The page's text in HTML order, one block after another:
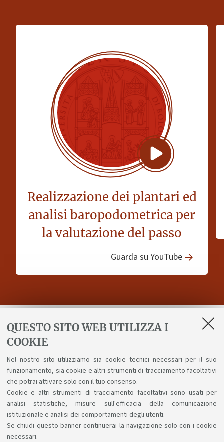
QUESTO SITO WEB UTILIZZA I
COOKIE
Nel nostro sito utilizziamo sia cookie tecnici necessari per il suo
funzionamento, sia cookie e altri strumenti di tracciamento facoltativi
che potrai attivare solo con il tuo consenso.
Cookie e altri strumenti di tracciamento facoltativi sono usati per
analisi statistiche, misure sull'efficacia della comunicazione
istituzionale e analisi dei comportamenti degli utenti.
Se chiudi questo banner continuerai la navigazione solo con i cookie
necessari.
Realizzazione dei plantari ed
analisi baropodometrica per
la valutazione del passo
Guarda su YouTube
Ricevi aggiornamenti sul corso
Invia
Ho letto l'informativa sulla privacye acconsento al
trattamento dei miei dati personali